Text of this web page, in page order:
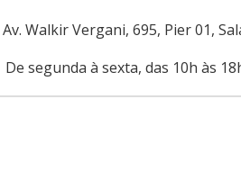
Av. Walkir Vergani, 695, Pier 01,
De segunda à sexta, das 10h às